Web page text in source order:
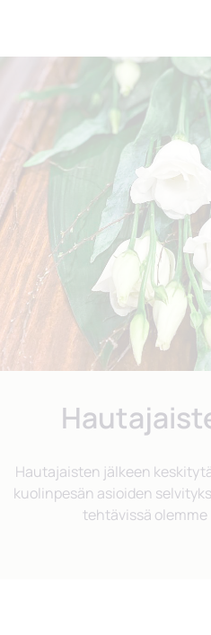
Hautajaisten jälkeen
kuolinpesän asioiden
tehtävissä